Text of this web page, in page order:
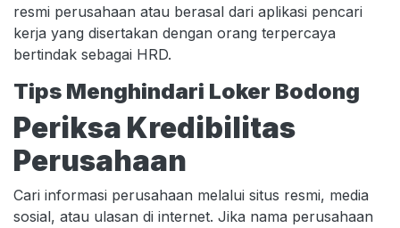
resmi perusahaan atau berasal dari aplikasi pencari
kerja yang disertakan dengan orang terpercaya
bertindak sebagai HRD.
Tips Menghindari Loker Bodong
Periksa Kredibilitas
Perusahaan
Cari informasi perusahaan melalui situs resmi, media
sosial, atau ulasan di internet. Jika nama perusahaan